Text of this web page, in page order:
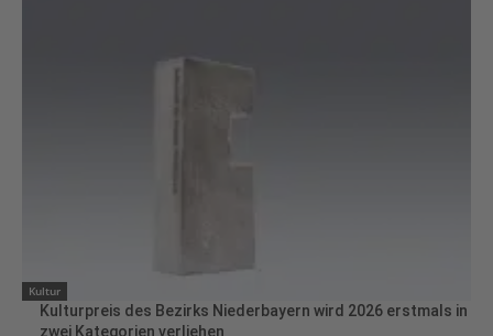
Kultur
Kulturpreis des Bezirks Niederbayern wird 2026 erstmals in
zwei Kategorien verliehen